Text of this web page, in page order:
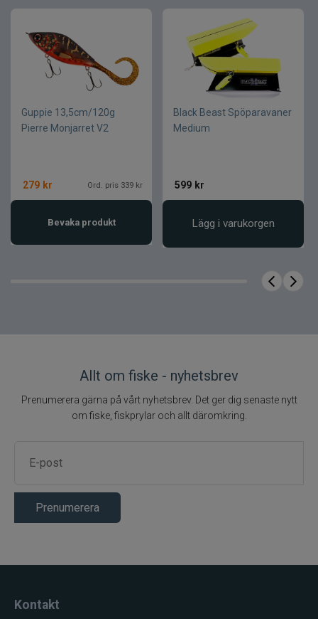
Guppie 13,5cm/120g
Pierre Monjarret V2
279 kr Ord. pris 339 kr
Bevaka produkt
Black Beast Spöparavaner
Medium
599 kr
Lägg i varukorgen
Allt om fiske - nyhetsbrev
Prenumerera gärna på vårt nyhetsbrev. Det ger dig senaste nytt
om fiske, fiskprylar och allt däromkring.
Prenumerera
Kontakt